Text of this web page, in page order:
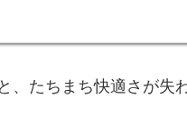
、たちまち快適さが失